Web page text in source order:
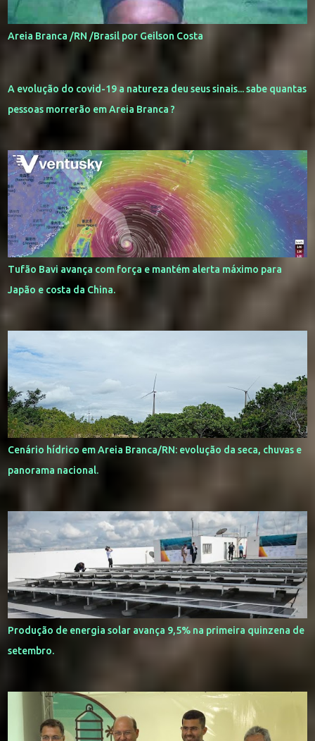
Areia Branca /RN /Brasil por Geilson Costa
A evolução do covid-19 a natureza deu seus sinais... sabe quantas
pessoas morrerão em Areia Branca ?
Tufão Bavi avança com força e mantém alerta máximo para
Japão e costa da China.
Cenário hídrico em Areia Branca/RN: evolução da seca, chuvas e
panorama nacional.
Produção de energia solar avança 9,5% na primeira quinzena de
setembro.